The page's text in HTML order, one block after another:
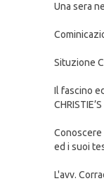
Una sera
Situzione
Il fascino
CHRISTIE’S
Conoscere
ed i suoi
L'avv.